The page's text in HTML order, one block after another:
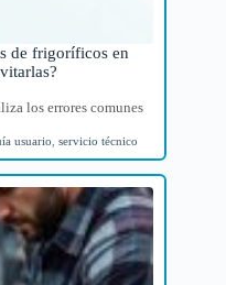
de frigoríficos en
los errores comunes
usuario servicio técnico